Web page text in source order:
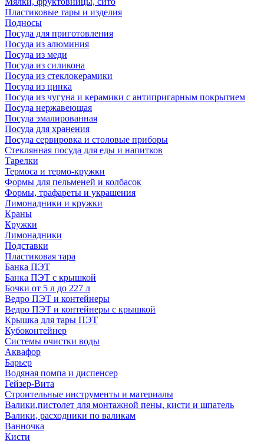
Пластиковые тары и изделия
Подносы
Посуда для приготовления
Посуда из алюминия
Посуда из меди
Посуда из силикона
Посуда из стеклокерамики
Посуда из цинка
Посуда из чугуна и керамики с антипригарным покрытием
Посуда нержавеющая
Посуда эмалированная
Посуда для хранения
Посуда сервировка и столовые приборы
Стеклянная посуда для еды и напитков
Тарелки
Термоса и термо-кружки
Формы для пельменей и колбасок
Формы, трафареты и украшения
Лимонадники и кружки
Краны
Кружки
Лимонадники
Подставки
Пластиковая тара
Банка ПЭТ
Банка ПЭТ с крышкой
Бочки от 5 л до 227 л
Ведро ПЭТ и контейнеры
Ведро ПЭТ и контейнеры с крышкой
Крышка для тары ПЭТ
Кубоконтейнер
Системы очистки воды
Аквафор
Барьер
Водяная помпа и диспенсер
Гейзер-Вита
Строительные инструменты и материалы
Валики,пистолет для монтажной пены, кисти и шпатель
Валики, расходники по валикам
Ванночка
Кисти